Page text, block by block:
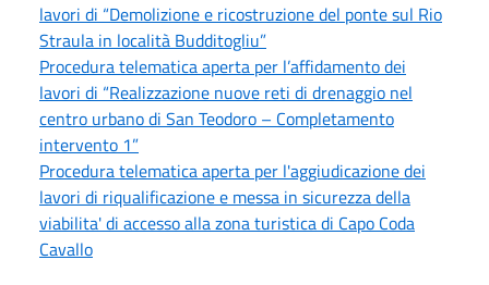
lavori di “Demolizione e ricostruzione del ponte sul Rio
Straula in località Budditogliu”
Procedura telematica aperta per l’affidamento dei
lavori di “Realizzazione nuove reti di drenaggio nel
centro urbano di San Teodoro – Completamento
intervento 1”
Procedura telematica aperta per l'aggiudicazione dei
lavori di riqualificazione e messa in sicurezza della
viabilita' di accesso alla zona turistica di Capo Coda
Cavallo